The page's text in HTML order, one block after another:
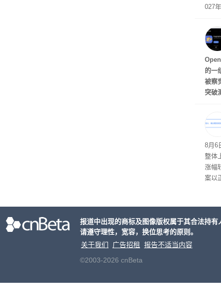
027
的一
被察
突破
和模
以完
没有
8月6
整体
涨幅
案以
报道中出现的商标及图像版权属于其合法持
请遵守理性，宽容，换位思考的原则。
关于我们
广告招租
报告不适当内容
©2003-2026 cnBeta